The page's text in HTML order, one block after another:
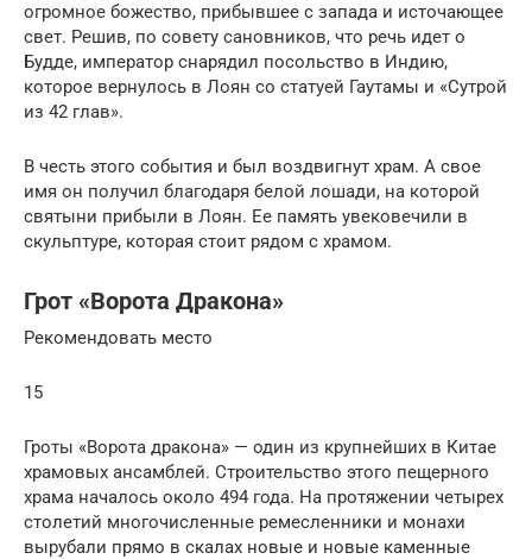
огромное божество, прибывшее с запада и источающее
свет. Решив, по совету сановников, что речь идет о
Будде, император снарядил посольство в Индию,
которое вернулось в Лоян со статуей Гаутамы и «Сутрой
из 42 глав».
В честь этого события и был воздвигнут храм. А свое
имя он получил благодаря белой лошади, на которой
святыни прибыли в Лоян. Ее память увековечили в
скульптуре, которая стоит рядом с храмом.
Грот «Ворота Дракона»
Рекомендовать место
15
Гроты «Ворота дракона» — один из крупнейших в Китае
храмовых ансамблей. Строительство этого пещерного
храма началось около 494 года. На протяжении четырех
столетий многочисленные ремесленники и монахи
вырубали прямо в скалах новые и новые каменные